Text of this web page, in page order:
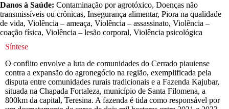
Danos à Saúde: Contaminação por agrotóxico, Doenças não
transmissíveis ou crônicas, Insegurança alimentar, Piora na qualidade
de vida, Violência – ameaça, Violência – assassinato, Violência –
coação física, Violência – lesão corporal, Violência psicológica
Síntese
O conflito envolve a luta de comunidades do Cerrado piauiense
contra a expansão do agronegócio na região, exemplificada pela
disputa entre comunidades rurais tradicionais e a Fazenda Kajubar,
situada na Chapada Fortaleza, município de Santa Filomena, a
800km da capital, Teresina. A fazenda é tida como responsável por